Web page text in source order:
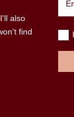
also
find